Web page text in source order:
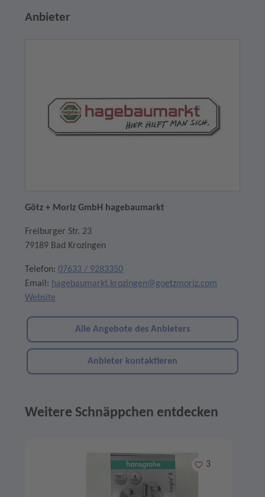
Anbieter
Götz + Moriz GmbH hagebaumarkt
Freiburger Str. 23
79189 Bad Krozingen
Telefon: 07633 / 9283350
Email: hagebaumarkt.krozingen@goetzmoriz.com
Website
Alle Angebote des Anbieters
Anbieter kontaktieren
Weitere Schnäppchen entdecken
Merken
3